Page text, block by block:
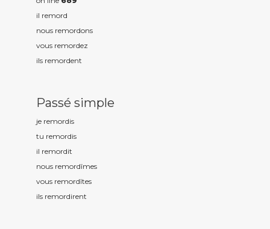
il remord
nous remordons
vous remordez
ils remordent
Passé simple
je remordis
tu remordis
il remordit
nous remordîmes
vous remordîtes
ils remordirent